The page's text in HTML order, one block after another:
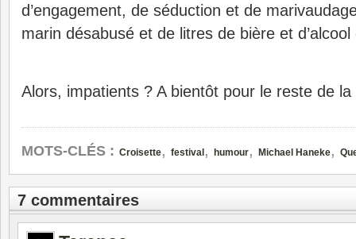
d’engagement, de séduction et de
marin désabusé et de litres de bière et
Alors, impatients ? A bientôt pour le reste de
MOTS-CLÉS : Croisette, festival , humour, Michael Haneke,
7 commentaires